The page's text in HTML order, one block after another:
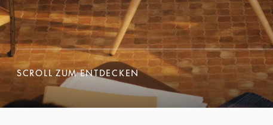
SCROLL ZUM ENTDECKEN
SCROLL ZUM ENTDECKEN